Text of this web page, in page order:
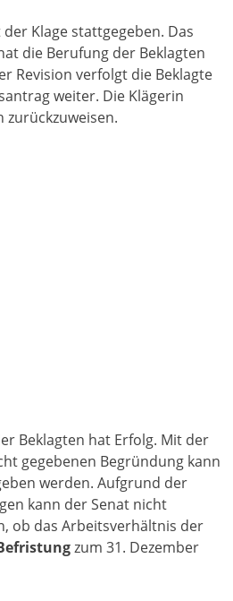
Klage stattgegeben. Das
die Berufung der Beklagten
Revision verfolgt die Beklagte
weiter. Die Klägerin
zurückzuweisen.
Beklagten hat Erfolg. Mit der
gegebenen Begründung kann
werden. Aufgrund der
kann der Senat nicht
ob das Arbeitsverhältnis der
zum 31. Dezember